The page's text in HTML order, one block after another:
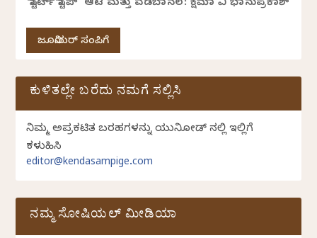
‘ಸ್ಟಾರ್ಟ್ ಸ್ಟಾಪ್’ ಆಟ ಮತ್ತು ವಡಬಾನಲ: ಕ್ಷಮಾ ವಿ ಭಾನುಪ್ರಕಾಶ್
ಜೂನಿಯರ್ ಸಂಪಿಗೆ
ಕುಳಿತಲ್ಲೇ ಬರೆದು ನಮಗೆ ಸಲ್ಲಿಸಿ
ನಿಮ್ಮ ಅಪ್ರಕಟಿತ ಬರಹಗಳನ್ನು ಯುನಿಕೋಡ್ ನಲ್ಲಿ ಇಲ್ಲಿಗೆ
ಕಳುಹಿಸಿ
editor@kendasampige.com
ನಮ್ಮ ಸೋಷಿಯಲ್‌ ಮೀಡಿಯಾ